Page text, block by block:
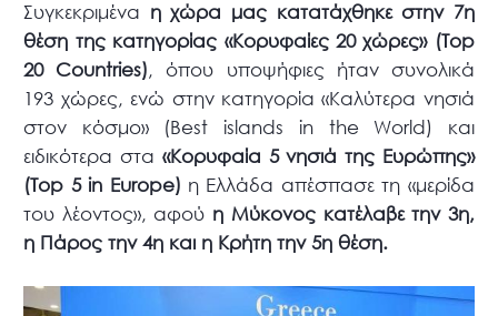
Συγκεκριμένα η χώρα μας κατατάχθηκε στην 7η
θέση της κατηγορίας «Κορυφαίες 20 χώρες» (Top
20 Countries), όπου υποψήφιες ήταν συνολικά
193 χώρες, ενώ στην κατηγορία «Καλύτερα νησιά
στον κόσμο» (Best islands in the World) και
ειδικότερα στα «Κορυφαία 5 νησιά της Ευρώπης»
(Top 5 in Europe) η Ελλάδα απέσπασε τη «μερίδα
του λέοντος», αφού η Μύκονος κατέλαβε την 3η,
η Πάρος την 4η και η Κρήτη την 5η θέση.